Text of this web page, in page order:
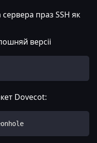
праз SSH як
версіі
Dovecot: